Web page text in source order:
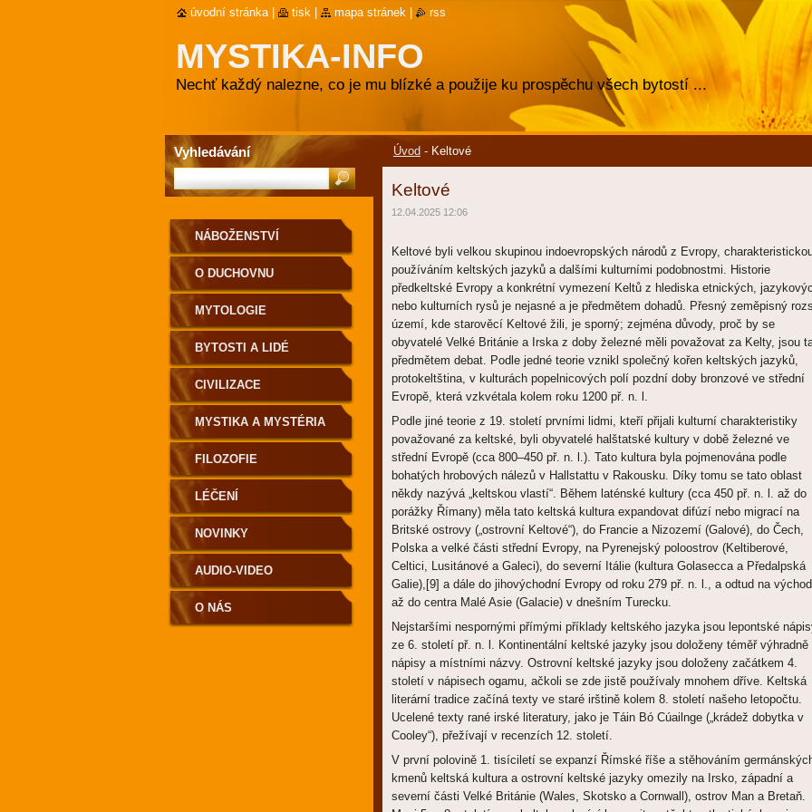
MYSTIKA-INFO
Nechť každý nalezne, co je mu blízké a použije ku prospěchu všech bytostí ...
Úvod - Keltové
Keltové
12.04.2025 12:06
Keltové byli velkou skupinou indoevropských národů z Evropy,
používáním keltských jazyků a dalšími kulturními podobnostmi. Historie
předkeltské Evropy a konkrétní vymezení Keltů z hlediska etnických,
nebo kulturních rysů je nejasné a je předmětem dohadů. Přesný zeměpisný
území, kde starověcí Keltové žili, je sporný; zejména důvody, proč by se
obyvatelé Velké Británie a Irska z doby železné měli považovat za Kelty, jsou
předmětem debat. Podle jedné teorie vznikl společný kořen keltských jazyků,
protokeltština, v kulturách popelnicových polí pozdní doby bronzové ve střední
Evropě, která vzkvétala kolem roku 1200 př. n. l.
Podle jiné teorie z 19. století prvními lidmi, kteří přijali kulturní charakteristiky
považované za keltské, byli obyvatelé halštatské kultury v době železné ve
střední Evropě (cca 800–450 př. n. l.). Tato kultura byla pojmenována podle
bohatých hrobových nálezů v Hallstattu v Rakousku. Díky tomu se tato oblast
někdy nazývá „keltskou vlastí“. Během laténské kultury (cca 450 př. n. l. až do
porážky Římany) měla tato keltská kultura expandovat difúzí nebo migrací na
Britské ostrovy („ostrovní Keltové“), do Francie a Nizozemí (Galové), do Čech,
Polska a velké části střední Evropy, na Pyrenejský poloostrov (Keltiberové,
Celtici, Lusitánové a Galeci), do severní Itálie (kultura Golasecca a Předalpská
Galie),[9] a dále do jihovýchodní Evropy od roku 279 př. n. l., a odtud na východ
až do centra Malé Asie (Galacie) v dnešním Turecku.
Nejstaršími nespornými přímými příklady keltského jazyka jsou lepontské
ze 6. století př. n. l. Kontinentální keltské jazyky jsou doloženy téměř výhradně
nápisy a místními názvy. Ostrovní keltské jazyky jsou doloženy začátkem 4.
století v nápisech ogamu, ačkoli se zde jistě používaly mnohem dříve. Keltská
literární tradice začíná texty ve staré irštině kolem 8. století našeho letopočtu.
Ucelené texty rané irské literatury, jako je Táin Bó Cúailnge („krádež dobytka v
Cooley“), přežívají v recenzích 12. století.
V první polovině 1. tisíciletí se expanzí Římské říše a stěhováním
kmenů keltská kultura a ostrovní keltské jazyky omezily na Irsko, západní a
severní části Velké Británie (Wales, Skotsko a Cornwall), ostrov Man a Bretaň.
NÁBOŽENSTVÍ
O DUCHOVNU
MYTOLOGIE
BYTOSTI A LIDÉ
CIVILIZACE
MYSTIKA A MYSTÉRIA
FILOZOFIE
LÉČENÍ
NOVINKY
AUDIO-VIDEO
O NÁS
Vyhledávání
úvodní stránka tisk mapa stránek rss